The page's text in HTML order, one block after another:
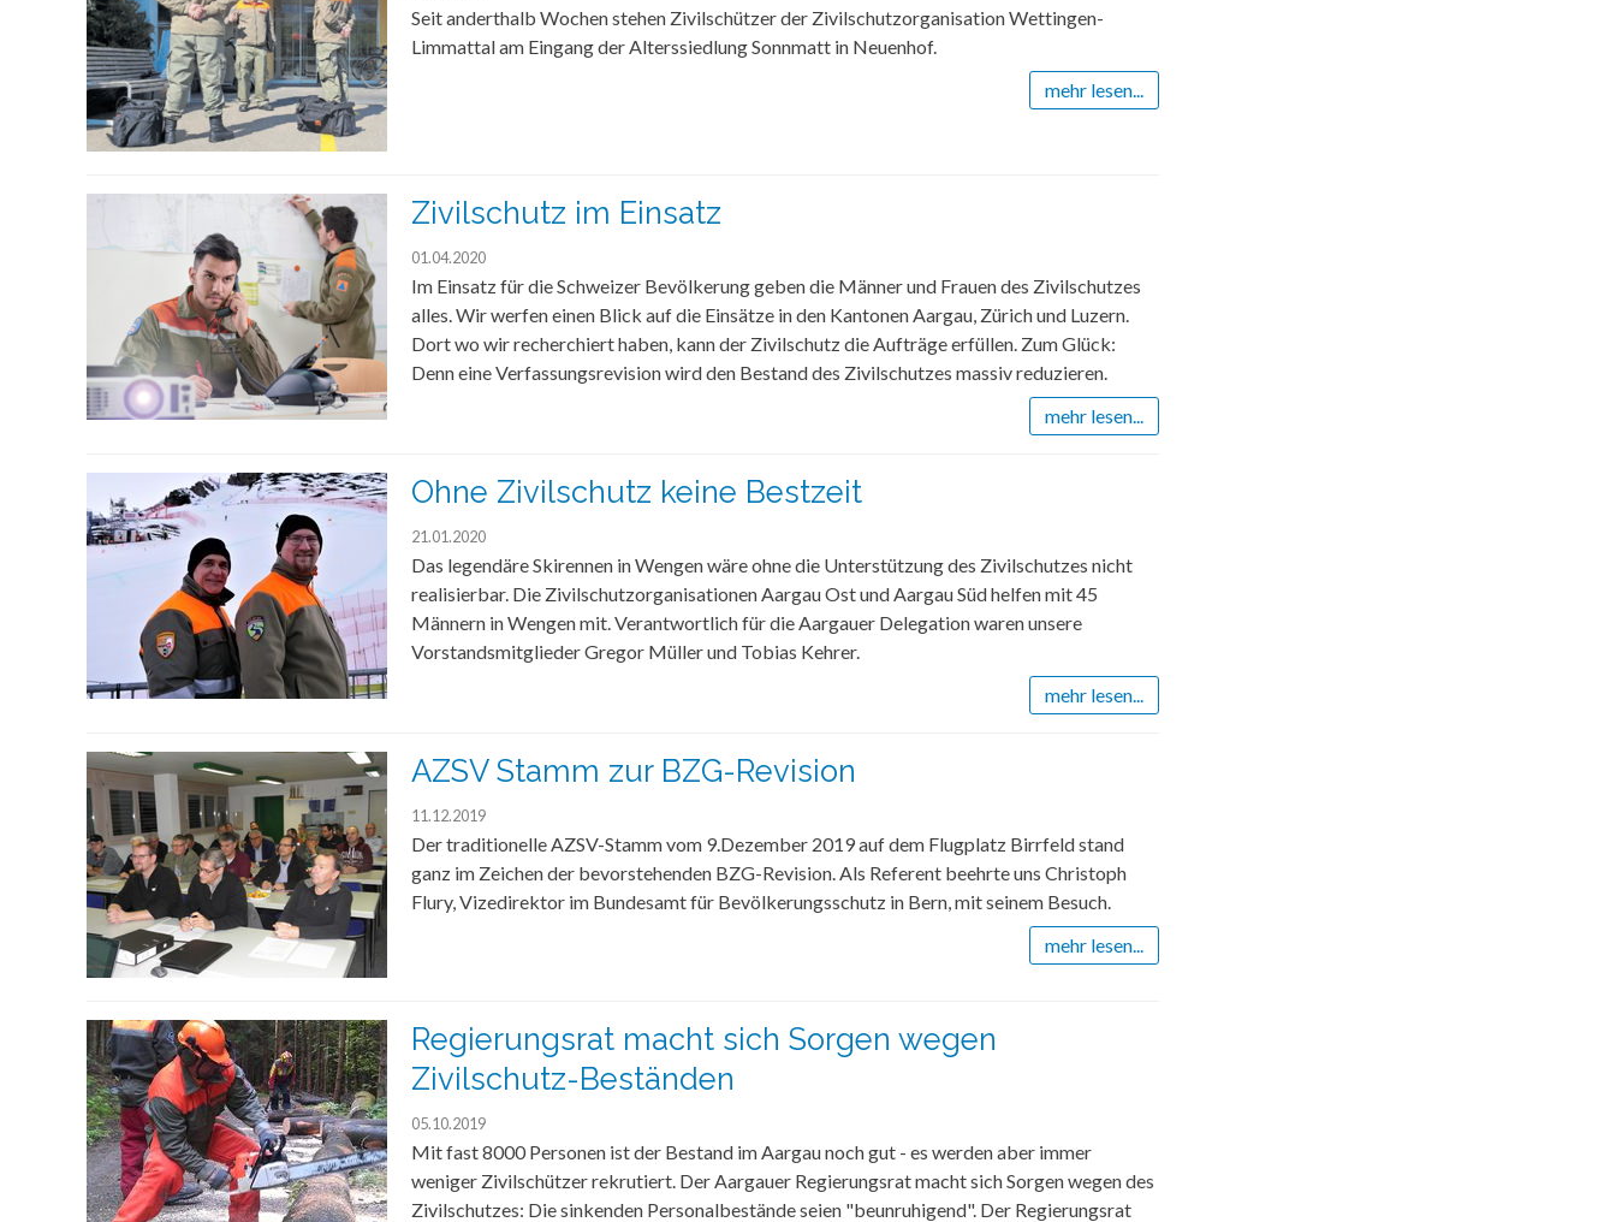
Seit anderthalb Wochen stehen Zivilschützer der Zivilschutzorganisation Wettingen-
Limmattal am Eingang der Alterssiedlung Sonnmatt in Neuenhof.
mehr lesen...
Zivilschutz im Einsatz
01.04.2020
Im Einsatz für die Schweizer Bevölkerung geben die Männer und Frauen des Zivilschutzes
alles. Wir werfen einen Blick auf die Einsätze in den Kantonen Aargau, Zürich und Luzern.
Dort wo wir recherchiert haben, kann der Zivilschutz die Aufträge erfüllen. Zum Glück:
Denn eine Verfassungsrevision wird den Bestand des Zivilschutzes massiv reduzieren.
mehr lesen...
Ohne Zivilschutz keine Bestzeit
21.01.2020
Das legendäre Skirennen in Wengen wäre ohne die Unterstützung des Zivilschutzes nicht
realisierbar. Die Zivilschutzorganisationen Aargau Ost und Aargau Süd helfen mit 45
Männern in Wengen mit. Verantwortlich für die Aargauer Delegation waren unsere
Vorstandsmitglieder Gregor Müller und Tobias Kehrer.
mehr lesen...
AZSV Stamm zur BZG-Revision
11.12.2019
Der traditionelle AZSV-Stamm vom 9.Dezember 2019 auf dem Flugplatz Birrfeld stand
ganz im Zeichen der bevorstehenden BZG-Revision. Als Referent beehrte uns Christoph
Flury, Vizedirektor im Bundesamt für Bevölkerungsschutz in Bern, mit seinem Besuch.
mehr lesen...
Regierungsrat macht sich Sorgen wegen
Zivilschutz-Beständen
05.10.2019
Mit fast 8000 Personen ist der Bestand im Aargau noch gut - es werden aber immer
weniger Zivilschützer rekrutiert. Der Aargauer Regierungsrat macht sich Sorgen wegen des
Zivilschutzes: Die sinkenden Personalbestände seien "beunruhigend". Der Regierungsrat